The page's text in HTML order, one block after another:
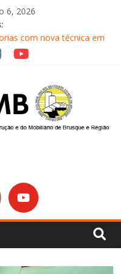
6, 2026
com nova técnica em
avaliação das contas do
para a direção da Nova
dos atendimentos
programa Profissão